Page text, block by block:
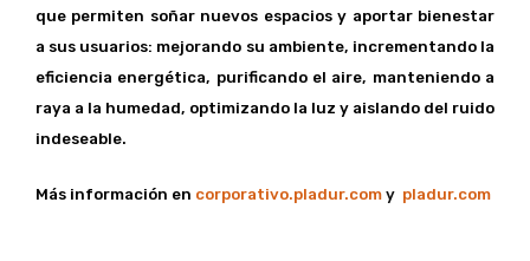
que permiten soñar nuevos espacios y aportar bienestar
a sus usuarios: mejorando su ambiente, incrementando la
eficiencia energética, purificando el aire, manteniendo a
raya a la humedad, optimizando la luz y aislando del ruido
indeseable.
Más información en corporativo.pladur.com y pladur.com